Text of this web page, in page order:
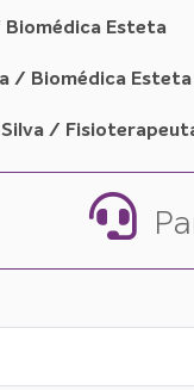
Esteta
/ Biomédica Esteta
Silva /